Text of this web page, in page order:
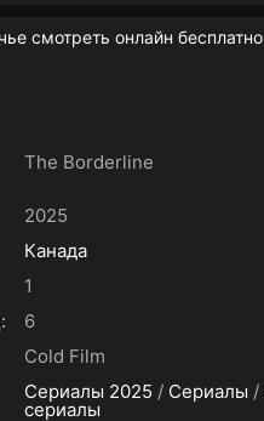
смотреть онлайн бесплатно
The Borderline
2025
Канада
1
6
Cold Film
Сериалы 2025 / Сериалы /
сериалы